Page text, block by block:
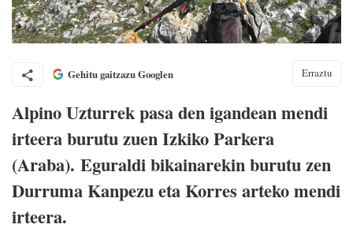
Gehitu gaitzazu Googlen Erraztu
Alpino Uzturrek pasa den igandean mendi
irteera burutu zuen Izkiko Parkera
(Araba). Eguraldi bikainarekin burutu zen
Durruma Kanpezu eta Korres arteko mendi
irteera.